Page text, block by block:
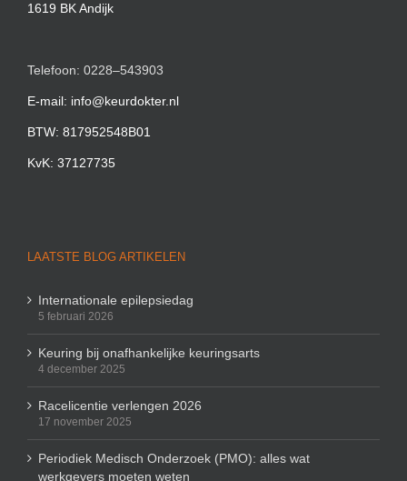
1619 BK Andijk
Telefoon: 0228–543903
E-mail: info@keurdokter.nl
BTW: 817952548B01
KvK: 37127735
LAATSTE BLOG ARTIKELEN
Internationale epilepsiedag
5 februari 2026
Keuring bij onafhankelijke keuringsarts
4 december 2025
Racelicentie verlengen 2026
17 november 2025
Periodiek Medisch Onderzoek (PMO): alles wat
werkgevers moeten weten